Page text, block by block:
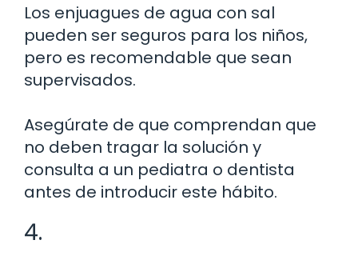
Los enjuagues de agua con sal
pueden ser seguros para los niños,
pero es recomendable que sean
supervisados.
Asegúrate de que comprendan que
no deben tragar la solución y
consulta a un pediatra o dentista
antes de introducir este hábito.
4.